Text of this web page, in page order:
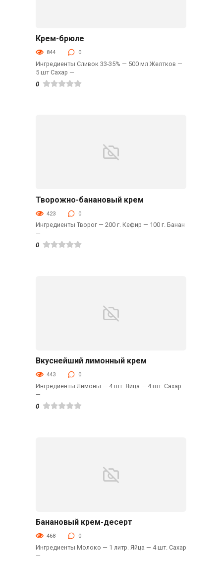
Десерты
Крем-брюле
844 0
Ингредиенты Сливок 33-35% — 500 мл Желтков —
5 шт Сахар —
0
Десерты
Творожно-банановый крем
423 0
Ингредиенты Творог — 200 г. Кефир — 100 г. Банан
—
0
Десерты
Вкуснейший лимонный крем
443 0
Ингредиенты Лимоны — 4 шт. Яйца — 4 шт. Сахар
—
0
Банановый крем-десерт
468 0
Ингредиенты Молоко — 1 литр. Яйца — 4 шт. Сахар
—